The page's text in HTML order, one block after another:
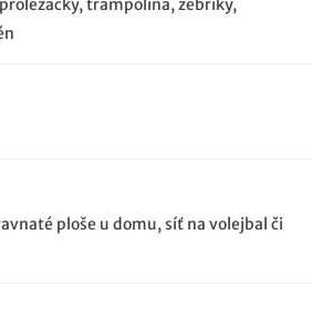
ploše u domu, síť na volejbal či